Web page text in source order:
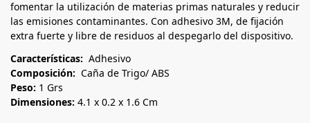
fomentar la utilización de materias primas naturales y reducir
las emisiones contaminantes. Con adhesivo 3M, de fijación
extra fuerte y libre de residuos al despegarlo del dispositivo.
Características: Adhesivo
Composición: Caña de Trigo/ ABS
Peso: 1 Grs
Dimensiones: 4.1 x 0.2 x 1.6 Cm